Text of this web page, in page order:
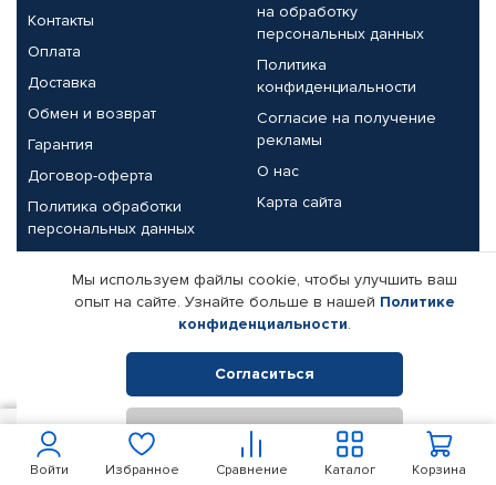
Войти Избранное Сравнение Корзина
Каталог
Контакты
Оплата
Доставка
Обмен и возврат
Гарантия
Договор-оферта
Политика обработки
персональных данных
на обработку
персональных данных
Политика
конфиденциальности
Согласие на получение
рекламы
О нас
Карта сайта
Партнерам
Корпоративным клиентам
Поставщикам
Реквизиты компании
© КАМАЗ ЦЕНТР ДОНЕЦК, 2015-2026. Все права защищены.
Интернет-магазин автомобильных товаров Автопрофи.
Мы используем файлы cookie, чтобы улучшить ваш
опыт на сайте. Узнайте больше в нашей Политике
конфиденциальности.
Согласиться
Отклонить
250 В корзину